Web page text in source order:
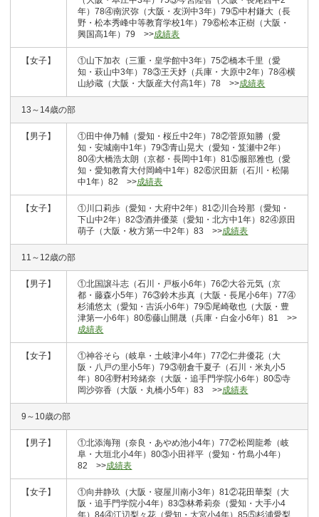
年）78④南沢弥（大阪・友渕中3年）79⑤中村鎌大（長
野・松本秀峰中等教育学校1年）79⑥松本正樹（大阪・
興国高1年）79 >>成績表
【女子】
①山下加衣（三重・皇学館中3年）75②橋本千里（愛
知・萩山中3年）78③王天妤（兵庫・大原中2年）78④横
山紗蔵（大阪・大阪産大付高1年）78 >>成績表
13～14歳の部
【男子】
①田中伸乃輔（愛知・桜丘中2年）78②菅原知勝（愛
知・安城南中1年）79③青山晃大（愛知・笈瀬中2年）
80④大橋浩太朗（京都・長岡中1年）81⑤服部雅也（愛
知・愛知教育大付岡崎中1年）82⑥沢田新（石川・松陽
中1年）82 >>成績表
【女子】
①川口莉歩（愛知・大府中2年）81②川合玲那（愛知・
下山中2年）82③酒井優菜（愛知・北方中1年）82④原田
萌子（大阪・枚方第一中2年）83 >>成績表
11～12歳の部
【男子】
①北国譲斗志（石川・戸板小6年）76②大谷元気（京
都・藤森小5年）76③鈴木歩真（大阪・長尾小6年）77④
杉浦悠太（愛知・吉浜小6年）79⑤尾崎敬也（大阪・豊
津第一小6年）80⑥藤山開晟（兵庫・白金小6年）81 >>
成績表
【女子】
①神谷そら（岐阜・土岐津小4年）77②仁井優花（大
阪・八戸の里小5年）79③朝倉千夏子（石川・米丸小5
年）80④野村玲緒奈（大阪・追手門学院小6年）80⑤寺
岡沙弥香（大阪・丸橋小5年）83 >>成績表
9～10歳の部
【男子】
①北添海翔（奈良・あやめ池小4年）77②松岡龍希（岐
阜・大垣北小4年）80③小田祥平（愛知・竹島小4年）
82 >>成績表
【女子】
①向井静玖（大阪・寝屋川南小3年）81②花田華梨（大
阪・追手門学院小4年）83③林希莉奈（愛知・大手小4
年）84④江辺梨々花（愛知・大宮小4年）85⑤杉浦愛梨